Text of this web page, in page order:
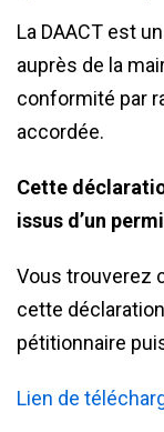
La DAACT est
auprès de la
conformité par
accordée.
Cette
issus d’un
Vous trouverez
cette
pétitionnaire
Lien de